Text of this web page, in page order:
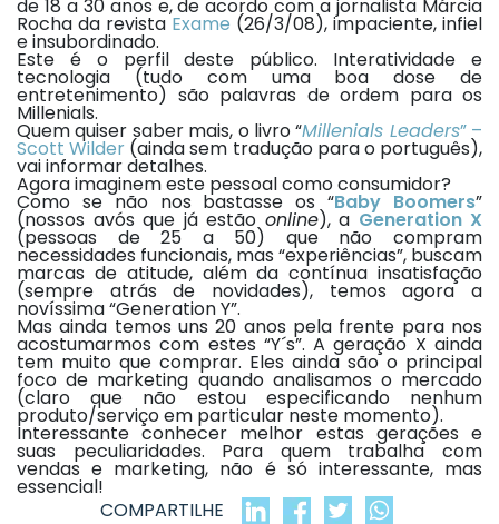
de 18 a 30 anos e, de acordo com a jornalista Márcia
Rocha da revista Exame (26/3/08), impaciente, infiel
e insubordinado.
Este é o perfil deste público. Interatividade e
tecnologia (tudo com uma boa dose de
entretenimento) são palavras de ordem para os
Millenials.
Quem quiser saber mais, o livro “Millenials Leaders” –
Scott Wilder (ainda sem tradução para o português),
vai informar detalhes.
Agora imaginem este pessoal como consumidor?
Como se não nos bastasse os “Baby Boomers”
(nossos avós que já estão online), a Generation X
(pessoas de 25 a 50) que não compram
necessidades funcionais, mas “experiências”, buscam
marcas de atitude, além da contínua insatisfação
(sempre atrás de novidades), temos agora a
novíssima “Generation Y”.
Mas ainda temos uns 20 anos pela frente para nos
acostumarmos com estes “Y´s”. A geração X ainda
tem muito que comprar. Eles ainda são o principal
foco de marketing quando analisamos o mercado
(claro que não estou especificando nenhum
produto/serviço em particular neste momento).
Interessante conhecer melhor estas gerações e
suas peculiaridades. Para quem trabalha com
vendas e marketing, não é só interessante, mas
essencial!
COMPARTILHE